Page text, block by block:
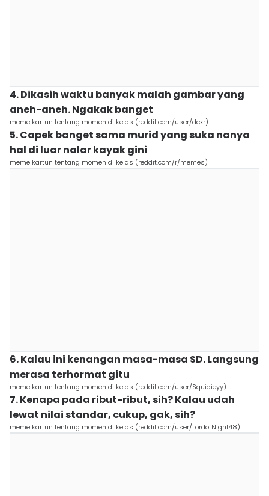
4. Dikasih waktu banyak malah gambar yang
aneh-aneh. Ngakak banget
meme kartun tentang momen di kelas (reddit.com/user/dcxr)
5. Capek banget sama murid yang suka nanya
hal di luar nalar kayak gini
meme kartun tentang momen di kelas (reddit.com/r/memes)
6. Kalau ini kenangan masa-masa SD. Langsung
merasa terhormat gitu
meme kartun tentang momen di kelas (reddit.com/user/Squidieyy)
7. Kenapa pada ribut-ribut, sih? Kalau udah
lewat nilai standar, cukup, gak, sih?
meme kartun tentang momen di kelas (reddit.com/user/LordofNight48)